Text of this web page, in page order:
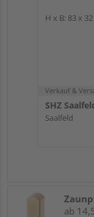
H x B: 83 x
Verkauf &
SHZ
Saalfeld
ab